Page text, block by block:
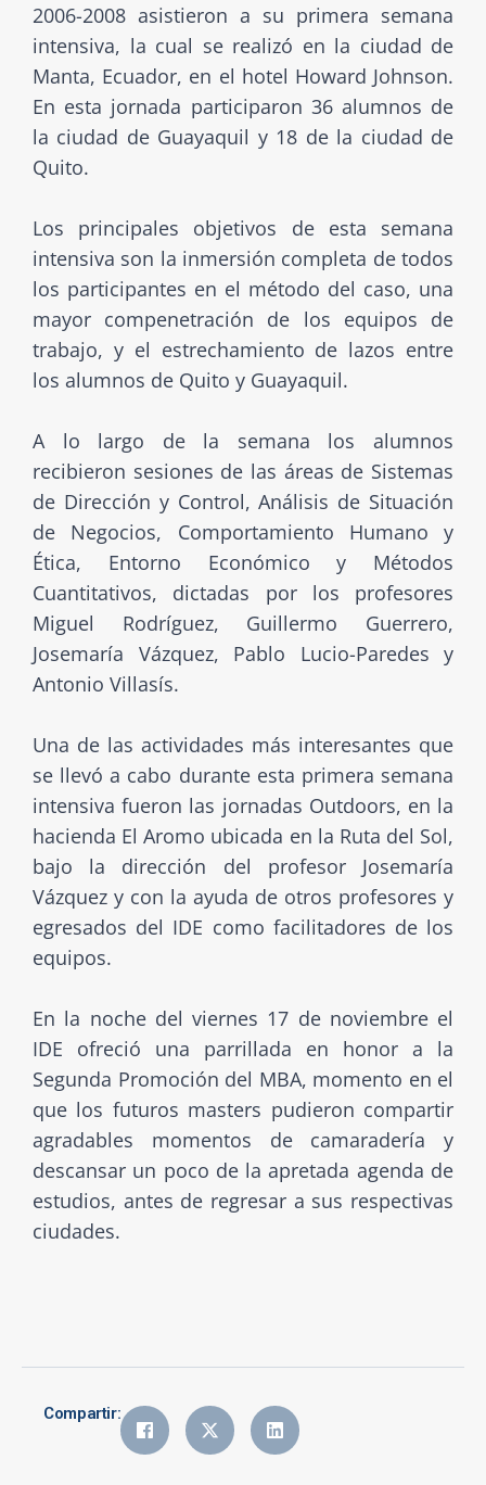
2006-2008 asistieron a su primera semana
intensiva, la cual se realizó en la ciudad de
Manta, Ecuador, en el hotel Howard Johnson.
En esta jornada participaron 36 alumnos de
la ciudad de Guayaquil y 18 de la ciudad de
Quito.
Los principales objetivos de esta semana
intensiva son la inmersión completa de todos
los participantes en el método del caso, una
mayor compenetración de los equipos de
trabajo, y el estrechamiento de lazos entre
los alumnos de Quito y Guayaquil.
A lo largo de la semana los alumnos
recibieron sesiones de las áreas de Sistemas
de Dirección y Control, Análisis de Situación
de Negocios, Comportamiento Humano y
Ética, Entorno Económico y Métodos
Cuantitativos, dictadas por los profesores
Miguel Rodríguez, Guillermo Guerrero,
Josemaría Vázquez, Pablo Lucio-Paredes y
Antonio Villasís.
Una de las actividades más interesantes que
se llevó a cabo durante esta primera semana
intensiva fueron las jornadas Outdoors, en la
hacienda El Aromo ubicada en la Ruta del Sol,
bajo la dirección del profesor Josemaría
Vázquez y con la ayuda de otros profesores y
egresados del IDE como facilitadores de los
equipos.
En la noche del viernes 17 de noviembre el
IDE ofreció una parrillada en honor a la
Segunda Promoción del MBA, momento en el
que los futuros masters pudieron compartir
agradables momentos de camaradería y
descansar un poco de la apretada agenda de
estudios, antes de regresar a sus respectivas
ciudades.
Compartir: